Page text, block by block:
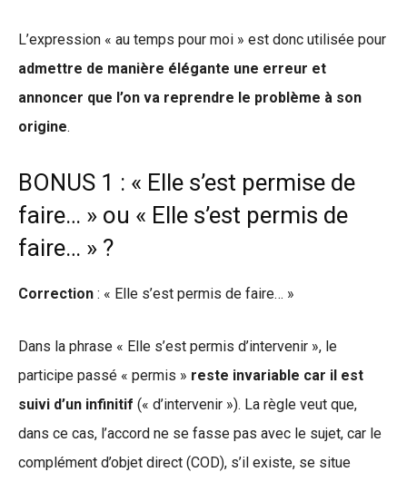
L’expression « au temps pour moi » est donc utilisée pour
admettre de manière élégante une erreur et
annoncer que l’on va reprendre le problème à son
origine.
BONUS 1 : « Elle s’est permise de
faire… » ou « Elle s’est permis de
faire… » ?
Correction : « Elle s’est permis de faire… »
Dans la phrase « Elle s’est permis d’intervenir », le
participe passé « permis » reste invariable car il est
suivi d’un infinitif (« d’intervenir »). La règle veut que,
dans ce cas, l’accord ne se fasse pas avec le sujet, car le
complément d’objet direct (COD), s’il existe, se situe